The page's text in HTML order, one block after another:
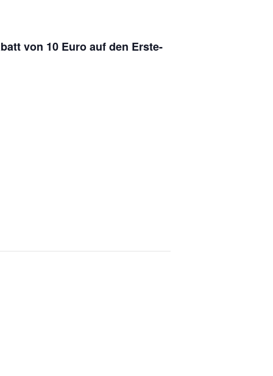
von 10 Euro auf den Erste-